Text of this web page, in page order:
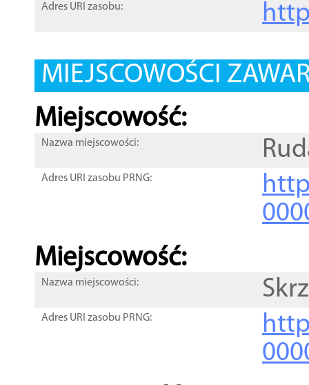
Adres URI zasobu:
MIEJSCOWOŚCI
Miejscowość:
Nazwa miejscowości:
Adres URI zasobu PRNG:
Miejscowość:
Nazwa miejscowości:
Adres URI zasobu PRNG: